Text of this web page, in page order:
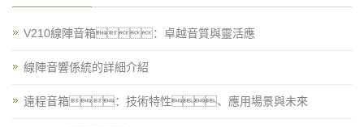
V210線陣音箱：卓越音質與靈活應
線陣音響係統的詳細介紹
遠程音箱：技術特性、應用場景與未來